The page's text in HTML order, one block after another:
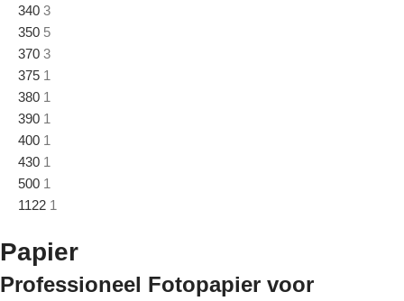
340 3
350 5
370 3
375 1
380 1
390 1
400 1
430 1
500 1
1122 1
Papier
Professioneel Fotopapier voor